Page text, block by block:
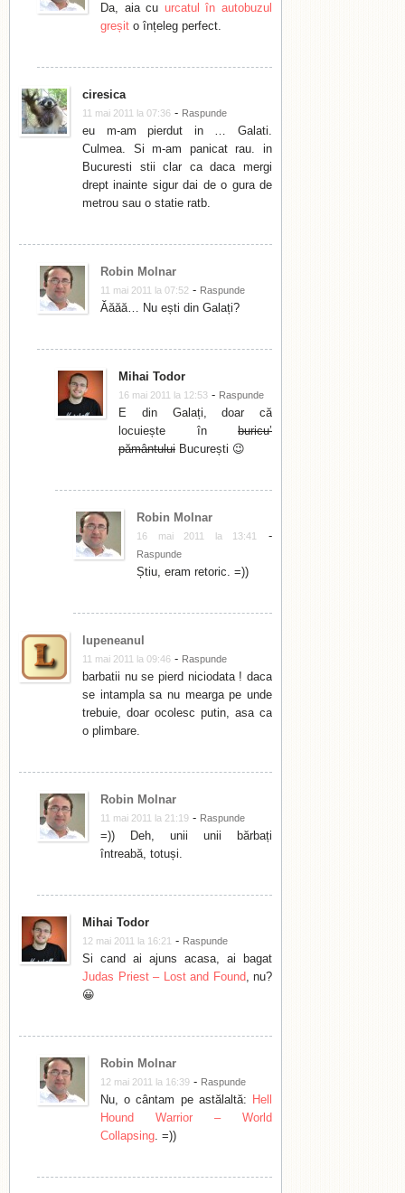
Da, aia cu urcatul în autobuzul
greșit o înțeleg perfect.
ciresica
11 mai 2011 la 07:36 - Raspunde
eu m-am pierdut in … Galati.
Culmea. Si m-am panicat rau. in
Bucuresti stii clar ca daca mergi
drept inainte sigur dai de o gura de
metrou sau o statie ratb.
Robin Molnar
11 mai 2011 la 07:52 - Raspunde
Ăăăă… Nu ești din Galați?
Mihai Todor
16 mai 2011 la 12:53 - Raspunde
E din Galați, doar că
locuiește în buricu’
pământului București 😉
Robin Molnar
16 mai 2011 la 13:41 -
Raspunde
Știu, eram retoric. =))
lupeneanul
11 mai 2011 la 09:46 - Raspunde
barbatii nu se pierd niciodata ! daca
se intampla sa nu mearga pe unde
trebuie, doar ocolesc putin, asa ca
o plimbare.
Robin Molnar
11 mai 2011 la 21:19 - Raspunde
=)) Deh, unii unii bărbați
întreabă, totuși.
Mihai Todor
12 mai 2011 la 16:21 - Raspunde
Si cand ai ajuns acasa, ai bagat
Judas Priest – Lost and Found, nu?
😀
Robin Molnar
12 mai 2011 la 16:39 - Raspunde
Nu, o cântam pe astălaltă: Hell
Hound Warrior – World
Collapsing. =))